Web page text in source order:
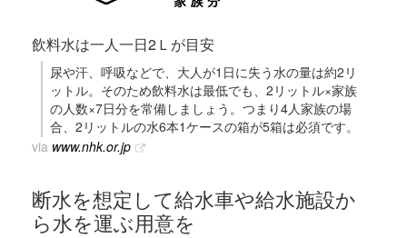
飲料水は一人一日2Ｌが目安
尿や汗、呼吸などで、大人が1日に失う水の量は約2リ
ットル。そのため飲料水は最低でも、2リットル×家族
の人数×7日分を常備しましょう。つまり4人家族の場
合、2リットルの水6本1ケースの箱が5箱は必須です。
via www.nhk.or.jp
断水を想定して給水車や給水施設か
ら水を運ぶ用意を